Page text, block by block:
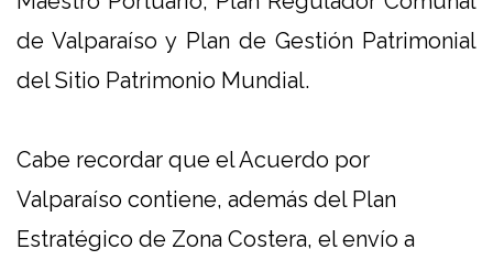
de Valparaíso y Plan de Gestión Patrimonial
del Sitio Patrimonio Mundial.
Cabe recordar que el Acuerdo por
Valparaíso contiene, además del Plan
Estratégico de Zona Costera, el envío a